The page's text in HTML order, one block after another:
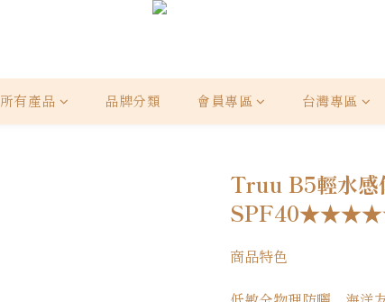
所有產品 品牌分類 會員專區 台灣專區
Truu B5輕水感
商品特色